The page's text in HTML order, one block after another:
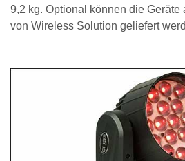
9,2 kg. Optional können die Geräte
von Wireless Solution geliefert